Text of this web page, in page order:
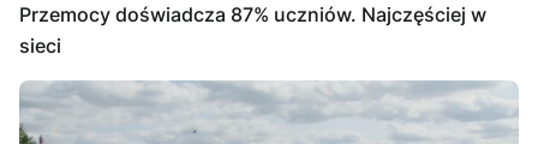
Przemocy doświadcza 87% uczniów. Najczęściej w
sieci